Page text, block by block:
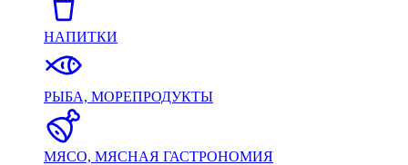
НАПИТКИ
РЫБА, МОРЕПРОДУКТЫ
МЯСО, МЯСНАЯ ГАСТРОНОМИЯ